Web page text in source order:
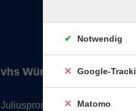
vhs Würzburg &
Juliuspromenade 68
Notwendig
Google-
Matomo